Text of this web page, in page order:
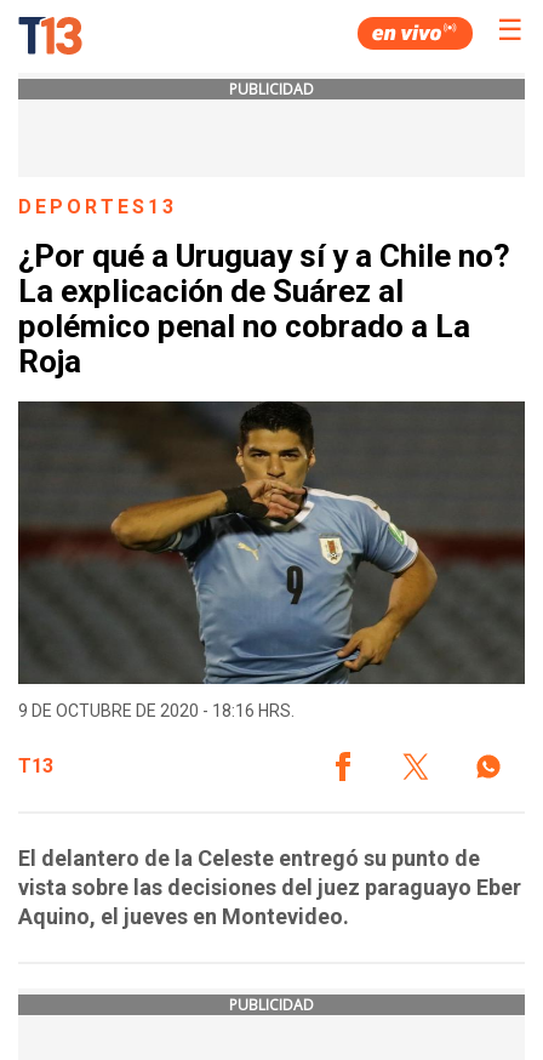
☰
PUBLICIDAD
DEPORTES13
¿Por qué a Uruguay sí y a Chile no?
La explicación de Suárez al
polémico penal no cobrado a La
Roja
9 DE OCTUBRE DE 2020 - 18:16 HRS.
T13
El delantero de la Celeste entregó su punto de
vista sobre las decisiones del juez paraguayo Eber
Aquino, el jueves en Montevideo.
PUBLICIDAD